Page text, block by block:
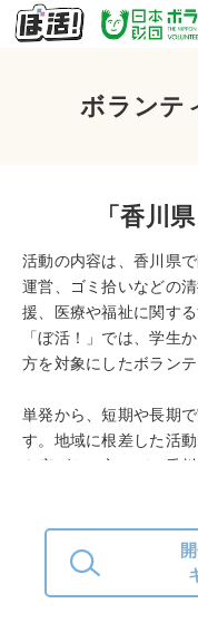
ボランテ
「香川
活動の内容は、香川県
運営、ゴミ拾いなどの
援、医療や福祉に関す
「ぼ活！」では、学生
方を対象にしたボラン
単発から、短期や長期
す。地域に根差した活
を広げたい方、ぜひ香